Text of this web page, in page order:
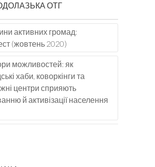
ОТГ
активних громад:
(жовтень 2020)
можливостей: як
хаби, коворкінги та
центри сприяють
й активізації населення